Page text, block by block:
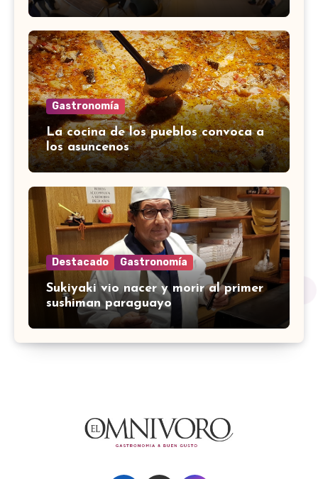
Gastronomía
La cocina de los pueblos convoca a
los asuncenos
Destacado Gastronomía
Sukiyaki vio nacer y morir al primer
sushiman paraguayo